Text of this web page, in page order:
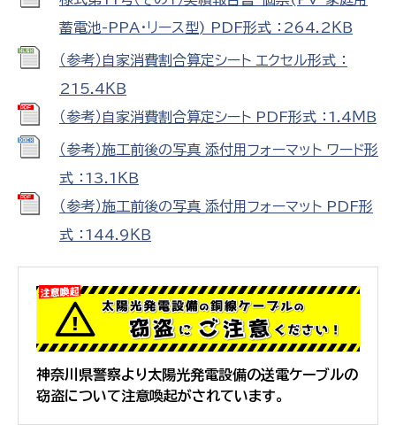
蓄電池-PPA・リース型) PDF形式 ：264.2ＫＢ
（参考）自家消費割合算定シート エクセル形式 ：
215.4ＫＢ
（参考）自家消費割合算定シート PDF形式 ：1.4ＭＢ
（参考）施工前後の写真_添付用フォーマット ワード形
式 ：13.1ＫＢ
（参考）施工前後の写真_添付用フォーマット PDF形
式 ：144.9ＫＢ
神奈川県警察より太陽光発電設備の送電ケーブルの
窃盗について注意喚起がされています。